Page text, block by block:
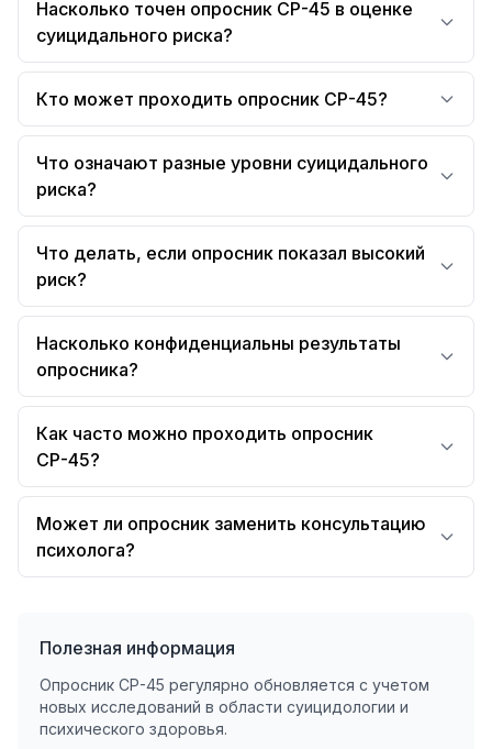
Насколько точен опросник СР-45 в оценке
суицидального риска?
Кто может проходить опросник СР-45?
Что означают разные уровни суицидального
риска?
Что делать, если опросник показал высокий
риск?
Насколько конфиденциальны результаты
опросника?
Как часто можно проходить опросник
СР-45?
Может ли опросник заменить консультацию
психолога?
Полезная информация
Опросник СР-45 регулярно обновляется с учетом
новых исследований в области суицидологии и
психического здоровья.